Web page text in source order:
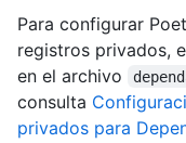
Para configurar
registros privados,
en el archivo
consulta
privados para